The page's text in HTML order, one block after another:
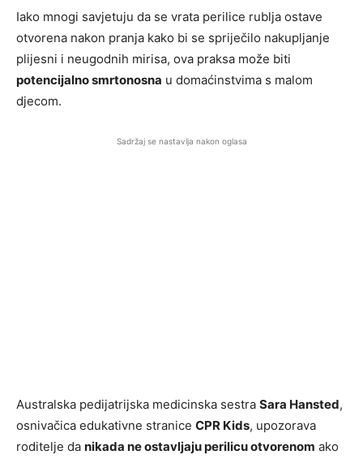
Iako mnogi savjetuju da se vrata perilice rublja ostave
otvorena nakon pranja kako bi se spriječilo nakupljanje
plijesni i neugodnih mirisa, ova praksa može biti
potencijalno smrtonosna u domaćinstvima s malom
djecom.
Sadržaj se nastavlja nakon oglasa
Australska pedijatrijska medicinska sestra Sara Hansted,
osnivačica edukativne stranice CPR Kids, upozorava
roditelje da nikada ne ostavljaju perilicu otvorenom ako